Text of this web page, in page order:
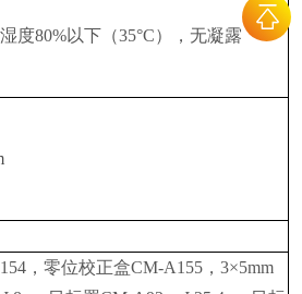
度80%以下（35°C），无凝露
，零位校正盒CM-A155 ，3×5mm